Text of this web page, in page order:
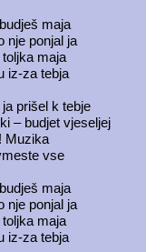
maja
nje ponjal ja
toljka maja
iz-za tebja
ja prišel k tebje
– budjet vjeseljej
Muzika
vse
maja
nje ponjal ja
toljka maja
iz-za tebja